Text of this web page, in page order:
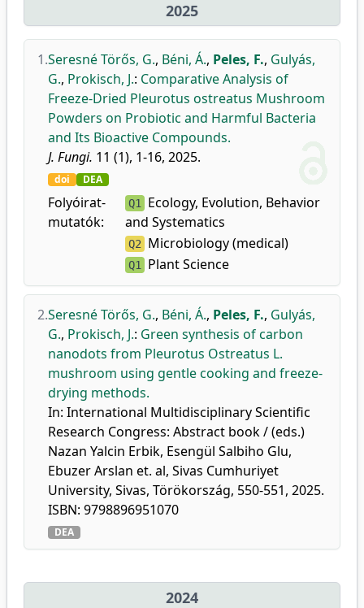
2025
1.Seresné Törős, G., Béni, Á., Peles, F., Gulyás,
G., Prokisch, J.: Comparative Analysis of
Freeze-Dried Pleurotus ostreatus Mushroom
Powders on Probiotic and Harmful Bacteria
and Its Bioactive Compounds.
J. Fungi. 11 (1), 1-16, 2025.
doi DEA
Folyóirat-
mutatók:
Q1 Ecology, Evolution, Behavior
and Systematics
Q2 Microbiology (medical)
Q1 Plant Science
2.Seresné Törős, G., Béni, Á., Peles, F., Gulyás,
G., Prokisch, J.: Green synthesis of carbon
nanodots from Pleurotus Ostreatus L.
mushroom using gentle cooking and freeze-
drying methods.
In: International Multidisciplinary Scientific
Research Congress: Abstract book / (eds.)
Nazan Yalcin Erbik, Esengül Salbiho Glu,
Ebuzer Arslan et. al, Sivas Cumhuriyet
University, Sivas, Törökország, 550-551, 2025.
ISBN: 9798896951070
DEA
2024